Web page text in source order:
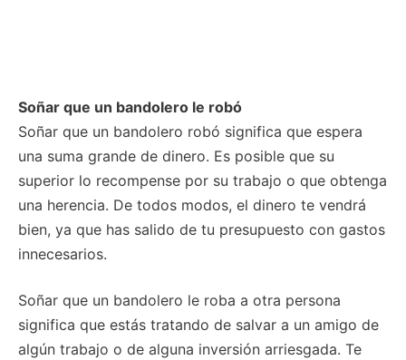
Soñar que un bandolero le robó
Soñar que un bandolero robó significa que espera
una suma grande de dinero. Es posible que su
superior lo recompense por su trabajo o que obtenga
una herencia. De todos modos, el dinero te vendrá
bien, ya que has salido de tu presupuesto con gastos
innecesarios.
Soñar que un bandolero le roba a otra persona
significa que estás tratando de salvar a un amigo de
algún trabajo o de alguna inversión arriesgada. Te